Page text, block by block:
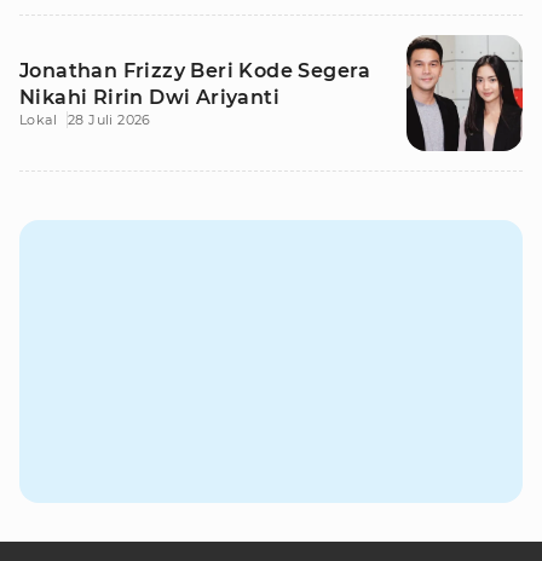
Jonathan Frizzy Beri Kode Segera
Nikahi Ririn Dwi Ariyanti
Lokal 28 Juli 2026